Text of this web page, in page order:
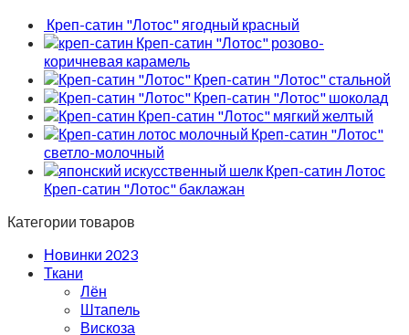
Креп-сатин "Лотос" ягодный красный
Креп-сатин "Лотос" розово-
коричневая карамель
Креп-сатин "Лотос" стальной
Креп-сатин "Лотос" шоколад
Креп-сатин "Лотос" мягкий желтый
Креп-сатин "Лотос"
светло-молочный
Креп-сатин "Лотос" баклажан
Категории товаров
Новинки 2023
Ткани
Лён
Штапель
Вискоза